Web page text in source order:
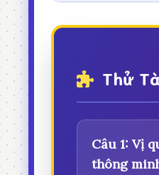
Thử
Câu 1: Vị
thông